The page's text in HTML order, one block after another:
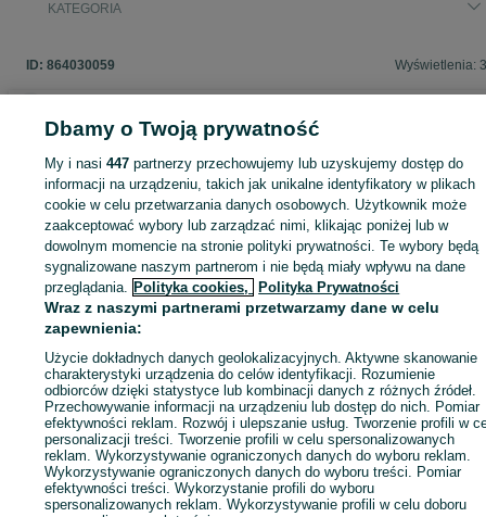
KATEGORIA
ID: 864030059 Wyświetlenia:
Zaloguj się lub załóż konto na OLX, aby skontaktować się z
sprzedającym
Zaloguj się / Załóż konto
Zadzwoń / SMS Wyślij wiadomość
Dbamy o Twoją prywatność
My i nasi447 partnerzy przechowujemy lub uzyskujemy dostęp do
informacji na urządzeniu, takich jak unikalne identyfikatory w plikach
cookie w celu przetwarzania danych osobowych. Użytkownik może
zaakceptować wybory lub zarządzać nimi, klikając poniżej lub w
dowolnym momencie na stronie polityki prywatności. Te wybory będą
sygnalizowane naszym partnerom i nie będą miały wpływu na dane
przeglądania. Polityka cookies, Polityka Prywatności
Wraz z naszymi partnerami przetwarzamy dane w celu
zapewnienia:
Użycie dokładnych danych geolokalizacyjnych. Aktywne skanowanie
charakterystyki urządzenia do celów identyfikacji. Rozumienie
odbiorców dzięki statystyce lub kombinacji danych z różnych źródeł.
Przechowywanie informacji na urządzeniu lub dostęp do nich. Pomiar
efektywności reklam. Rozwój i ulepszanie usług. Tworzenie profili w
personalizacji treści. Tworzenie profili w celu spersonalizowanych
reklam. Wykorzystywanie ograniczonych danych do wyboru reklam.
Wykorzystywanie ograniczonych danych do wyboru treści. Pomiar
efektywności treści. Wykorzystanie profili do wyboru
spersonalizowanych reklam. Wykorzystywanie profili w celu doboru